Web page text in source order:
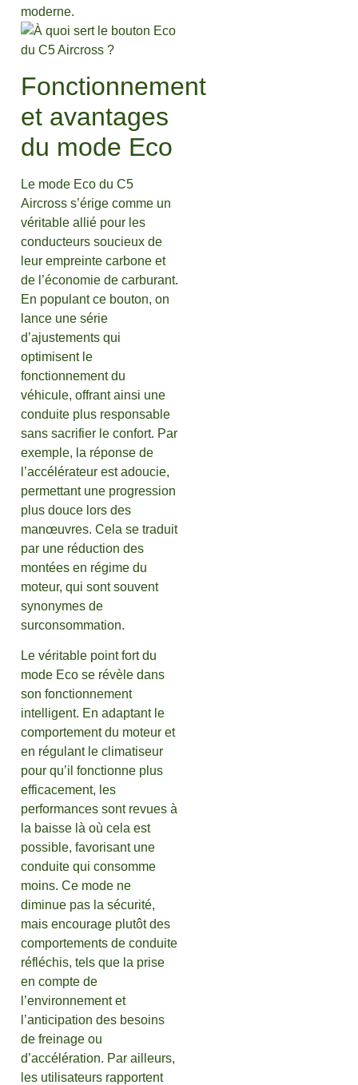
moderne.
Fonctionnement
et avantages
du mode Eco
Le mode Eco du C5
Aircross s’érige comme un
véritable allié pour les
conducteurs soucieux de
leur empreinte carbone et
de l’économie de carburant.
En pop­ulant ce bouton, on
lance une série
d’ajustements qui
optimisent le
fonctionnement du
véhicule, offrant ainsi une
conduite plus responsable
sans sacrifier le confort. Par
exemple, la réponse de
l’accélérateur est adoucie,
permettant une progression
plus douce lors des
manœuvres. Cela se traduit
par une réduction des
montées en régime du
moteur, qui sont souvent
synonymes de
surconsommation.
Le véritable point fort du
mode Eco se révèle dans
son fonctionnement
intelligent. En adaptant le
comportement du moteur et
en régulant le climatiseur
pour qu’il fonctionne plus
efficacement, les
performances sont revues à
la baisse là où cela est
possible, favorisant une
conduite qui consomme
moins. Ce mode ne
diminue pas la sécurité,
mais encourage plutôt des
comportements de conduite
réfléchis, tels que la prise
en compte de
l’environnement et
l’anticipation des besoins
de freinage ou
d’accélération. Par ailleurs,
les utilisateurs rapportent